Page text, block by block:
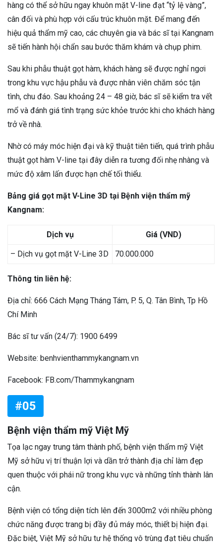
hàng có thể sở hữu ngay khuôn mặt V-line đạt “tỷ lệ vàng”,
cân đối và phù hợp với cấu trúc khuôn mặt. Để mang đến
hiệu quả thẩm mỹ cao, các chuyên gia và bác sĩ tại Kangnam
sẽ tiến hành hội chẩn sau bước thăm khám và chụp phim.
Sau khi phẫu thuật gọt hàm, khách hàng sẽ được nghỉ ngơi
trong khu vực hậu phẫu và được nhân viên chăm sóc tận
tình, chu đáo. Sau khoảng 24 – 48 giờ, bác sĩ sẽ kiểm tra vết
mổ và đánh giá tình trạng sức khỏe trước khi cho khách hàng
trở về nhà.
Nhờ có máy móc hiện đại và kỹ thuật tiên tiến, quá trình phẫu
thuật gọt hàm V-line tại đây diễn ra tương đối nhẹ nhàng và
mức độ xâm lấn được hạn chế tối thiểu.
Bảng giá gọt mặt V-Line 3D tại Bệnh viện thẩm mỹ
Kangnam:
Dịch vụ Giá (VND)
– Dịch vụ gọt mặt V-Line 3D 70.000.000
Thông tin liên hệ:
Địa chỉ: 666 Cách Mạng Tháng Tám, P. 5, Q. Tân Bình, Tp Hồ
Chí Minh
Bác sĩ tư vấn (24/7): 1900 6499
Website: benhvienthammykangnam.vn
Facebook: FB.com/Thammykangnam
#05
Bệnh viện thẩm mỹ Việt Mỹ
Tọa lạc ngay trung tâm thành phố, bệnh viện thẩm mỹ Việt
Mỹ sở hữu vị trí thuận lợi và dần trở thành địa chỉ làm đẹp
quen thuộc với phái nữ trong khu vực và những tỉnh thành lân
cận.
Bệnh viện có tổng diện tích lên đến 3000m2 với nhiều phòng
chức năng được trang bị đầy đủ máy móc, thiết bị hiện đại.
Đặc biệt, Việt Mỹ sở hữu tư hệ thống vô trùng đạt tiêu chuẩn